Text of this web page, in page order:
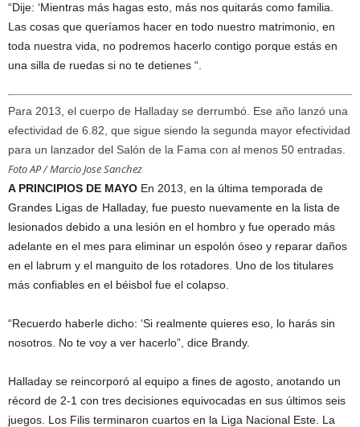
“Dije: ‘Mientras más hagas esto, más nos quitarás como familia.
Las cosas que queríamos hacer en todo nuestro matrimonio, en
toda nuestra vida, no podremos hacerlo contigo porque estás en
una silla de ruedas si no te detienes “.
Para 2013, el cuerpo de Halladay se derrumbó. Ese año lanzó una
efectividad de 6.82, que sigue siendo la segunda mayor efectividad
para un lanzador del Salón de la Fama con al menos 50 entradas.
Foto AP / Marcio Jose Sanchez
A PRINCIPIOS DE MAYO En 2013, en la última temporada de
Grandes Ligas de Halladay, fue puesto nuevamente en la lista de
lesionados debido a una lesión en el hombro y fue operado más
adelante en el mes para eliminar un espolón óseo y reparar daños
en el labrum y el manguito de los rotadores. Uno de los titulares
más confiables en el béisbol fue el colapso.
“Recuerdo haberle dicho: ‘Si realmente quieres eso, lo harás sin
nosotros. No te voy a ver hacerlo”, dice Brandy.
Halladay se reincorporó al equipo a fines de agosto, anotando un
récord de 2-1 con tres decisiones equivocadas en sus últimos seis
juegos. Los Filis terminaron cuartos en la Liga Nacional Este. La